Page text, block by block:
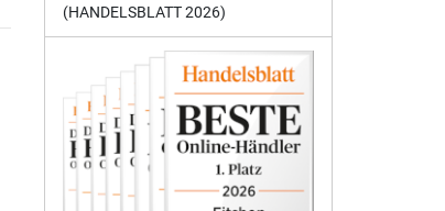
(HANDELSBLATT 2026)